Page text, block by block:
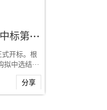
喜报 | 桂林南药罗红霉素片拟中标第七批国采
开标。根
拟中选结果
桂林...
分享